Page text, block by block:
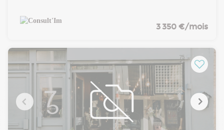
CARACTERISTIQUES DE L'OFFRE
Au RDC: 65 m2
Une cuisine toute équipée
Extraction 400 m
Sous sol: 25 m2
Espace de stockage
CONDITIONS FINANCIERES
Bail : 3/6/9 ans
Cession de droit au bail : Nous contacter
Loyer mensuel : 3 350 € HT HC
3 350 €/mois